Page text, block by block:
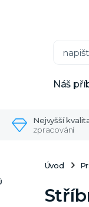
Náš
Nejvyšší
zpracování
Úvod